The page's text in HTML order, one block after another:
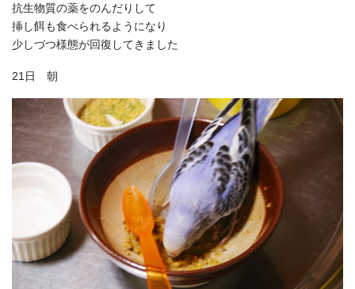
抗生物質の薬をのんだりして
挿し餌も食べられるようになり
少しづつ様態が回復してきました
21日 朝